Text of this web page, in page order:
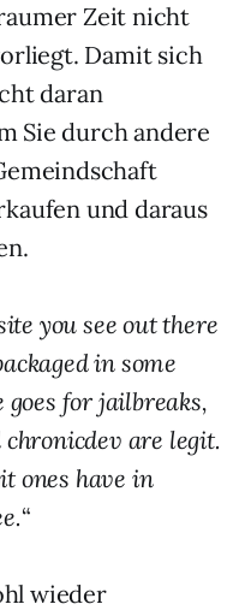
Zeit nicht
Damit sich
daran
Sie durch andere
und daraus
you see out there
in some
for jailbreaks,
are legit.
ones have in
“
wieder